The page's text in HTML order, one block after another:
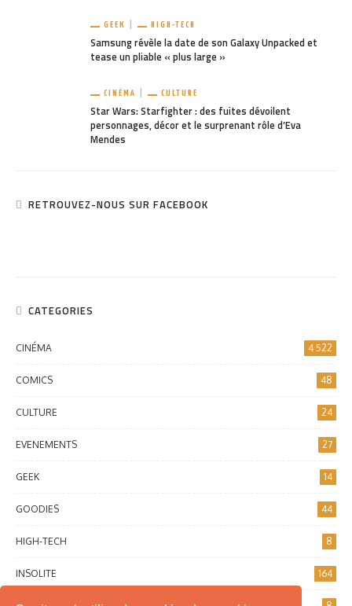
GEEK HIGH-TECH
Samsung révèle la date de son Galaxy Unpacked et
tease un pliable « plus large »
CINÉMA CULTURE
Star Wars: Starfighter : des fuites dévoilent
personnages, décor et le surprenant rôle d’Eva
Mendes
RETROUVEZ-NOUS SUR FACEBOOK
CATEGORIES
CINÉMA 4 522
COMICS 48
CULTURE 24
EVENEMENTS 27
GEEK 14
GOODIES 44
HIGH-TECH 8
INSOLITE 164